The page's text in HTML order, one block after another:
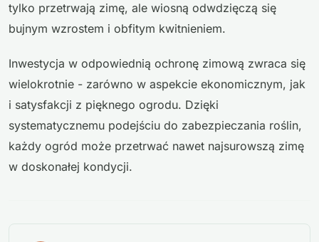
tylko przetrwają zimę, ale wiosną odwdzięczą się
bujnym wzrostem i obfitym kwitnieniem.
Inwestycja w odpowiednią ochronę zimową zwraca się
wielokrotnie - zarówno w aspekcie ekonomicznym, jak
i satysfakcji z pięknego ogrodu. Dzięki
systematycznemu podejściu do zabezpieczania roślin,
każdy ogród może przetrwać nawet najsurowszą zimę
w doskonałej kondycji.